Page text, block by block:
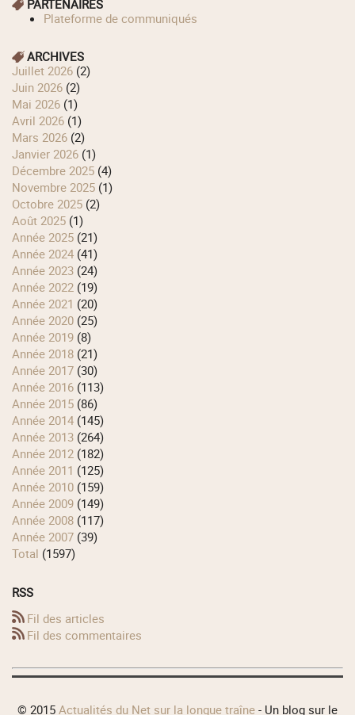
PARTENAIRES
Plateforme de communiqués
ARCHIVES
juillet 2026 (2)
juin 2026 (2)
mai 2026 (1)
avril 2026 (1)
mars 2026 (2)
janvier 2026 (1)
décembre 2025 (4)
novembre 2025 (1)
octobre 2025 (2)
août 2025 (1)
année 2025 (21)
année 2024 (41)
année 2023 (24)
année 2022 (19)
année 2021 (20)
année 2020 (25)
année 2019 (8)
année 2018 (21)
année 2017 (30)
année 2016 (113)
année 2015 (86)
année 2014 (145)
année 2013 (264)
année 2012 (182)
année 2011 (125)
année 2010 (159)
année 2009 (149)
année 2008 (117)
année 2007 (39)
total (1597)
RSS
Fil des articles
Fil des commentaires
© 2015 Actualités du Net sur la longue traîne - Un blog sur le